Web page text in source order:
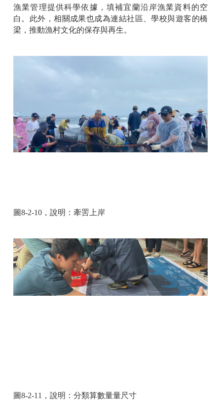
漁業管理提供科學依據，填補宜蘭沿岸漁業資料的空
白。此外，相關成果也成為連結社區、學校與遊客的橋
梁，推動漁村文化的保存與再生。
圖8-2-10 ，說明： 牽罟上岸
圖8-2-11 ，說明： 分類算數量量尺寸